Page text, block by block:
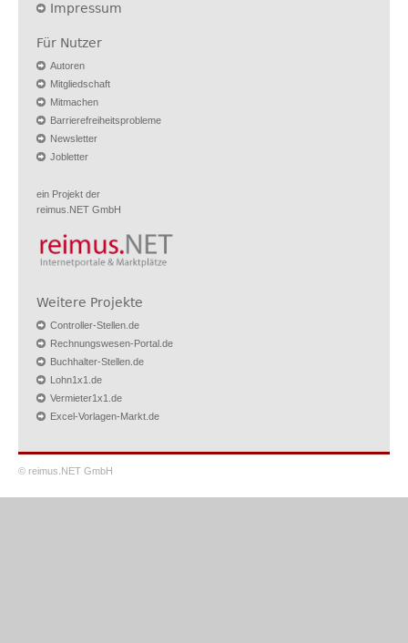
Impressum
Für Nutzer
Autoren
Mitgliedschaft
Mitmachen
Barrierefreiheitsprobleme
Newsletter
Jobletter
ein Projekt der
reimus.NET GmbH
Weitere Projekte
Controller-Stellen.de
Rechnungswesen-Portal.de
Buchhalter-Stellen.de
Lohn1x1.de
Vermieter1x1.de
Excel-Vorlagen-Markt.de
© reimus.NET GmbH